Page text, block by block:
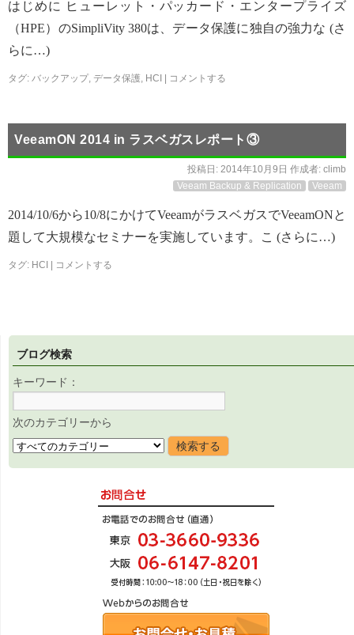
はじめに ヒューレット・パッカード・エンタープライズ
（HPE）のSimpliVity 380は、データ保護に独自の強力な (さ
らに…)
タグ: バックアップ, データ保護, HCI コメントする
VeeamON 2014 in ラスベガスレポート③
投稿日: 2014年10月9日 作成者: climb
Veeam Backup & Replication
Veeam
2014/10/6から10/8にかけてVeeamがラスベガスでVeeamONと
題して大規模なセミナーを実施しています。こ (さらに…)
タグ: HCI コメントする
ブログ検索
キーワード：
次のカテゴリーから